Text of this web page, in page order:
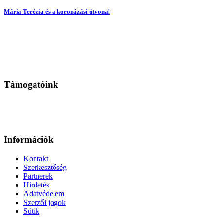
Mária Terézia és a koronázási útvonal
Támogatóink
Információk
Kontakt
Szerkesztőség
Partnerek
Hirdetés
Adatvédelem
Szerzői jogok
Sütik